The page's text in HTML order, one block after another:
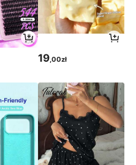
19 ,00zł